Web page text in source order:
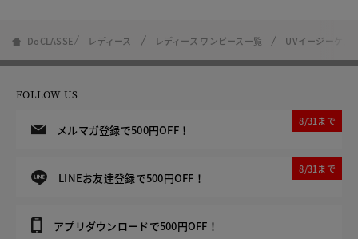
DoCLASSE レディース レディース ワンピース一覧 UVイージーケア
FOLLOW US
メルマガ登録で500円OFF！
8/31まで
LINEお友達登録で500円OFF！
8/31まで
アプリダウンロードで500円OFF！